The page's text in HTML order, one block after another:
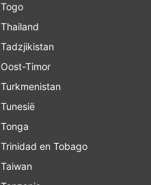
Togo
Thailand
Tadzjikistan
Oost-Timor
Turkmenistan
Tunesië
Tonga
Trinidad en Tobago
Taiwan